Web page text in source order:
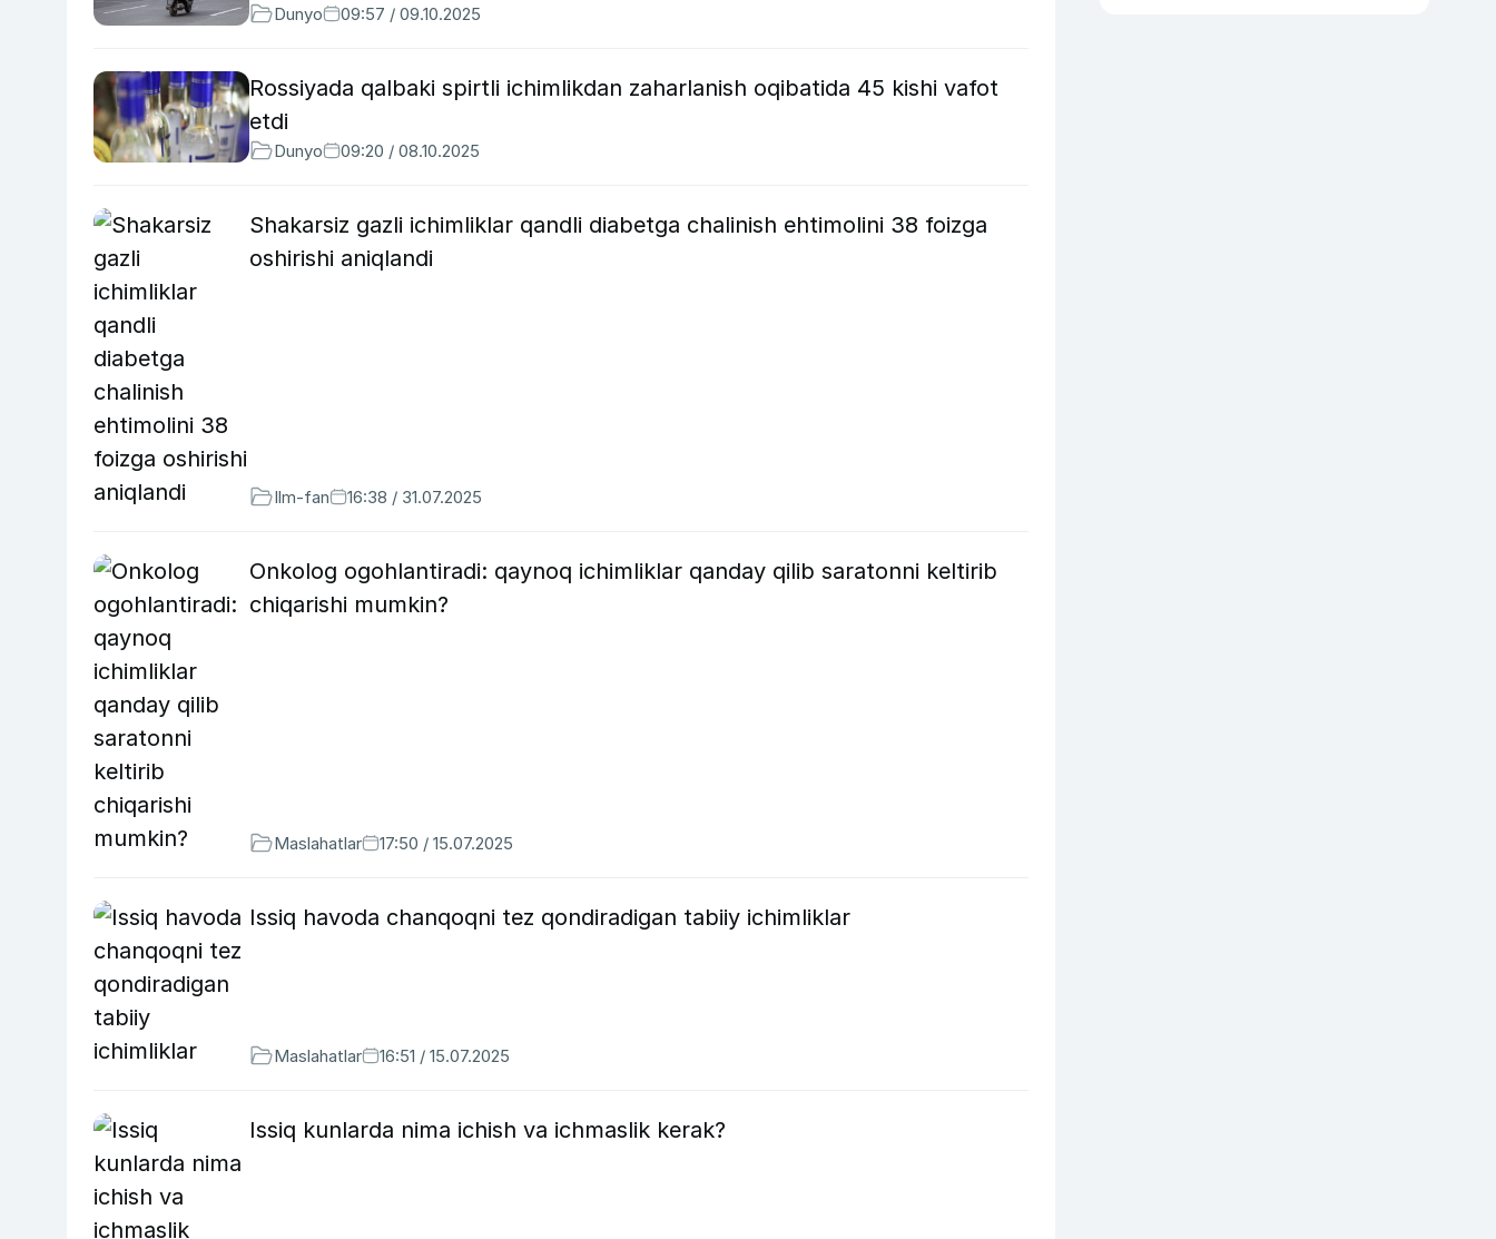
Dunyo 09:57 / 09.10.2025
Rossiyada qalbaki spirtli ichimlikdan zaharlanish oqibatida 45 kishi vafot
etdi
Dunyo 09:20 / 08.10.2025
Shakarsiz gazli ichimliklar qandli diabetga chalinish ehtimolini 38 foizga
oshirishi aniqlandi
Ilm-fan 16:38 / 31.07.2025
Onkolog ogohlantiradi: qaynoq ichimliklar qanday qilib saratonni keltirib
chiqarishi mumkin?
Maslahatlar 17:50 / 15.07.2025
Issiq havoda chanqoqni tez qondiradigan tabiiy ichimliklar
Maslahatlar 16:51 / 15.07.2025
Issiq kunlarda nima ichish va ichmaslik kerak?